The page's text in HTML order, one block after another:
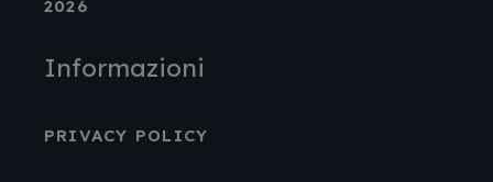
2026
Informazioni
PRIVACY POLICY